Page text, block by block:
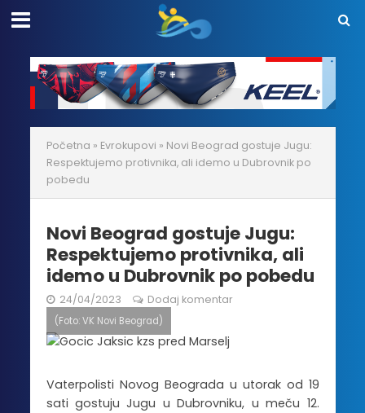
Početna » Evrokupovi » Novi Beograd gostuje Jugu:
Respektujemo protivnika, ali idemo u Dubrovnik po
pobedu
Novi Beograd gostuje Jugu:
Respektujemo protivnika, ali
idemo u Dubrovnik po pobedu
24/04/2023 Dodaj komentar
(Foto: VK Novi Beograd)
Vaterpolisti Novog Beograda u utorak od 19
sati gostuju Jugu u Dubrovniku, u meču 12.